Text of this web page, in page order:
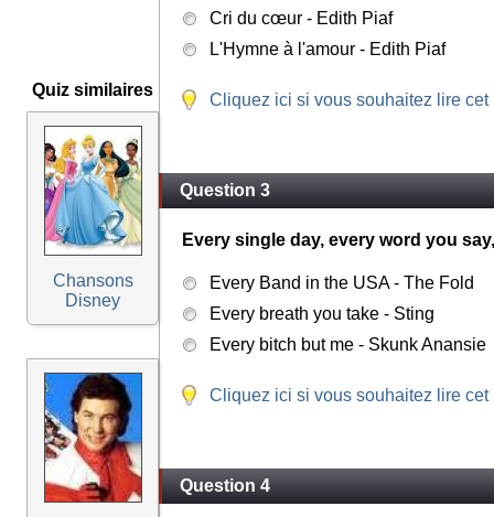
Quiz similaires
Chansons
Disney
Cri du cœur - Edith Piaf
L'Hymne à l'amour - Edith Piaf
Cliquez ici si vous souhaitez lire cet
Question 3
Every single day, every word you
Every Band in the USA - The Fold
Every breath you take - Sting
Every bitch but me - Skunk Anansie
Cliquez ici si vous souhaitez lire cet
Question 4